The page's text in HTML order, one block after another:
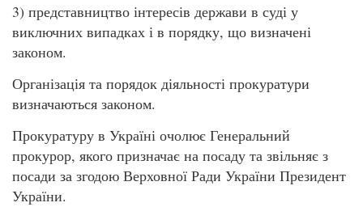
3) представництво інтересів держави в суді у
виключних випадках і в порядку, що визначені
законом.
Організація та порядок діяльності прокуратури
визначаються законом.
Прокуратуру в Україні очолює Генеральний
прокурор, якого призначає на посаду та звільняє з
посади за згодою Верховної Ради України Президент
України.